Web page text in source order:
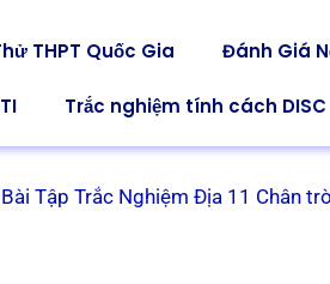
THPT Quốc Gia Đánh Giá
Trắc nghiệm tính cách DISC
Bài Tập Trắc Nghiệm Địa 11 Chân